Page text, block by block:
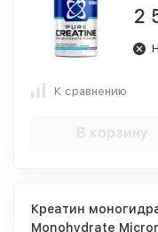
2
К сравнению
В корзину
Креатин
Monohydrate